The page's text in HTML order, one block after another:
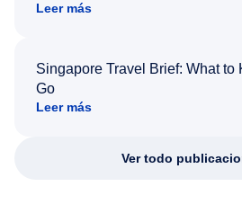
Leer más
Singapore Travel Brief: What to
Go
Leer más
Ver todo